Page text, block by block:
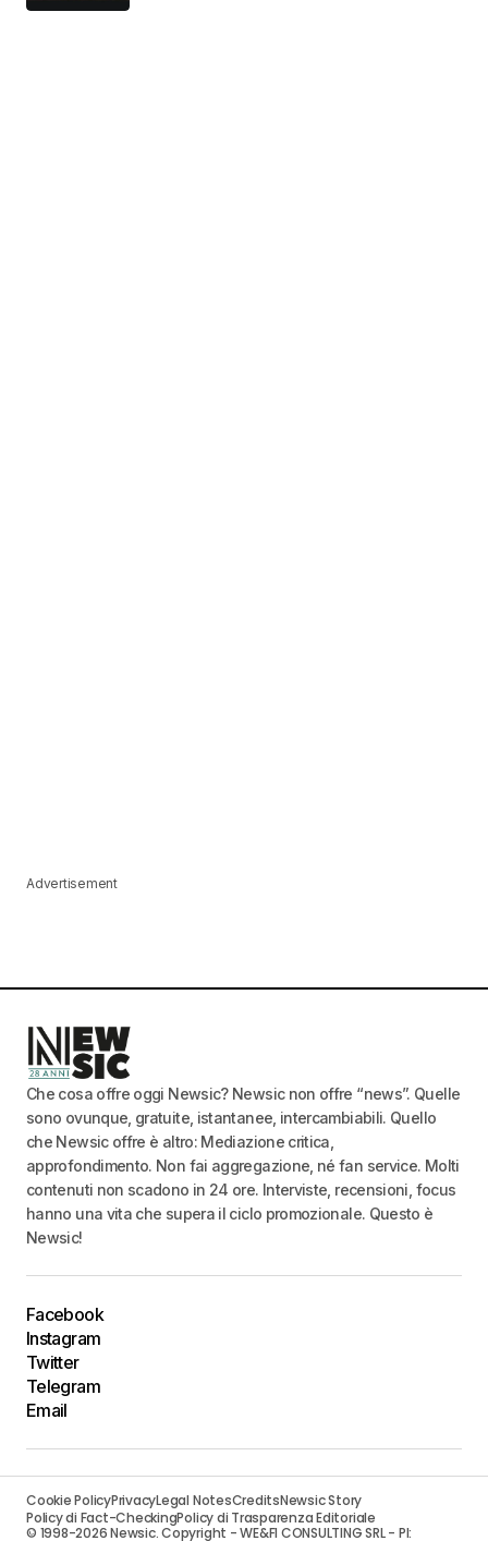
Advertisement
Che cosa offre oggi Newsic? Newsic non offre “news”. Quelle
sono ovunque, gratuite, istantanee, intercambiabili. Quello
che Newsic offre è altro: Mediazione critica,
approfondimento. Non fai aggregazione, né fan service. Molti
contenuti non scadono in 24 ore. Interviste, recensioni, focus
hanno una vita che supera il ciclo promozionale. Questo è
Newsic!
Facebook
Instagram
Twitter
Telegram
Email
Cookie PolicyPrivacyLegal NotesCreditsNewsic Story
Policy di Fact-CheckingPolicy di Trasparenza Editoriale
© 1998-2026 Newsic. Copyright - WE&FI CONSULTING SRL - PI: